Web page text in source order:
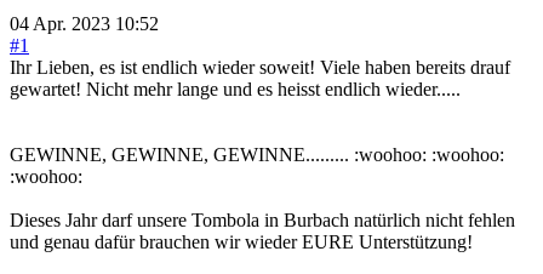
04 Apr. 2023 10:52
#1
Ihr Lieben, es ist endlich wieder soweit! Viele haben bereits drauf
gewartet! Nicht mehr lange und es heisst endlich wieder.....
GEWINNE, GEWINNE, GEWINNE......... :woohoo: :woohoo:
:woohoo:
Dieses Jahr darf unsere Tombola in Burbach natürlich nicht fehlen
und genau dafür brauchen wir wieder EURE Unterstützung!